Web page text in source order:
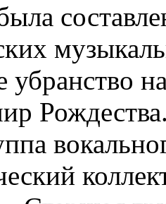
убранство